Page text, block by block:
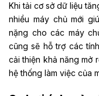
Khi tải cơ sở dữ liệu
nhiều máy chủ mới
nặng cho các máy
cũng sẽ hỗ trợ các
cải thiện khả năng mở
hệ thống làm việc của